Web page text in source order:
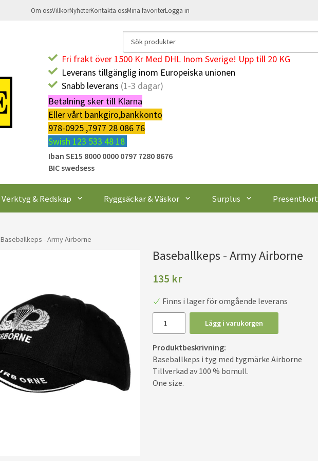
Om ossVillkorNyheterKontakta ossMina favoriterLogga in
Fri frakt över 1500 Kr Med DHL Inom Sverige! Upp till 20 KG
Leverans tillgänglig inom Europeiska unionen
Snabb leverans (1-3 dagar)
Betalning sker till Klarna
Eller vårt bankgiro,bankkonto
978-0925 ,7977 28 086 76
Swish 123 533 48 18
Iban SE15 8000 0000 0797 7280 8676
BIC swedsess
Verktyg & Redskap Ryggsäckar & Väskor Surplus Presentkort
Baseballkeps - Army Airborne
Baseballkeps - Army Airborne
135 kr
Finns i lager för omgående leverans
Lägg i varukorgen
Produktbeskrivning:
Baseballkeps i tyg med tygmärke Airborne
Tillverkad av 100 % bomull.
One size.